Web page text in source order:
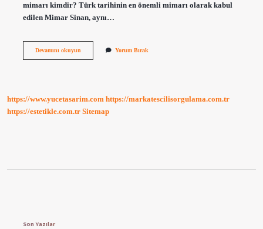
mimarı kimdir? Türk tarihinin en önemli mimarı olarak kabul
edilen Mimar Sinan, aynı…
Devamını okuyunImç
Yorum Bırak
https://www.yucetasarim.com https://markatescilisorgulama.com.tr
https://estetikle.com.tr Sitemap
Son Yazılar